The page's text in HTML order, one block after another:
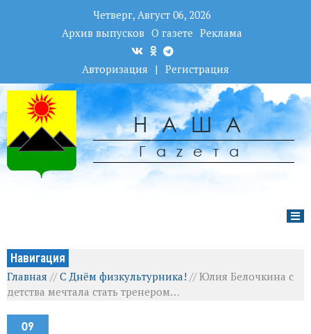
Четверг, Август 06, 2026
Архив выпусков О газете Реклама
Авторизация | Регистрация
НАША
Гаzета
Навигация
Главная //С Днём физкультурника! //Юлия Белочкина с
детства мечтала стать тренером…
09